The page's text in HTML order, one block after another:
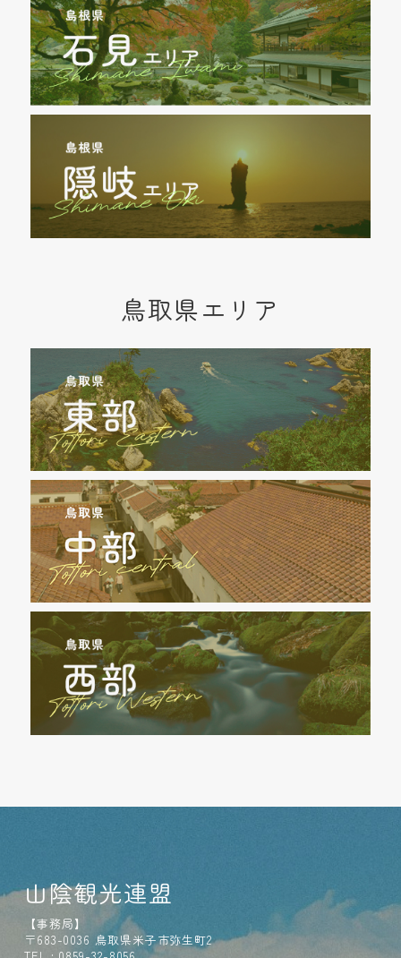
鳥取県エリア
山陰観光連盟
【事務局】
〒683-0036 鳥取県米子市弥生町2